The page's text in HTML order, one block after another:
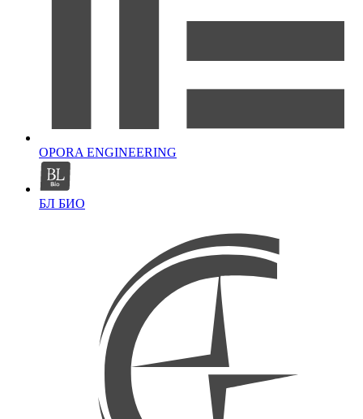
OPORA ENGINEERING
БЛ БИО